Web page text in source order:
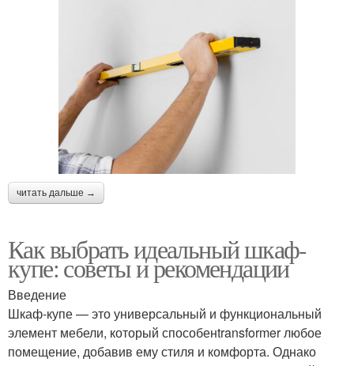
читать дальше →
Как выбрать идеальный шкаф-
купе: советы и рекомендации
Введение
Шкаф-купе — это универсальный и функциональный
элемент мебели, который способенtransformer любое
помещение, добавив ему стиля и комфорта. Однако